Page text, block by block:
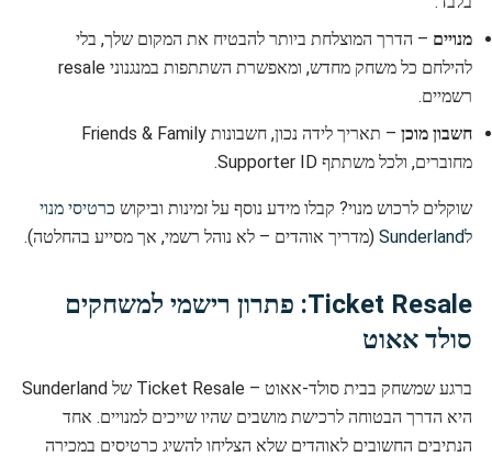
מנויים – הדרך המוצלחת ביותר להבטיח את המקום שלך, בלי
להילחם כל משחק מחדש, ומאפשרת השתתפות במנגנוני resale
רשמיים.
חשבון מוכן
– תאריך לידה נכון, חשבונות Friends & Family
מחוברים, ולכל משתתף Supporter ID.
שוקלים לרכוש מנוי? קבלו מידע נוסף על זמינות וביקוש כרטיסי מנוי
לSunderland
(מדריך אוהדים – לא נוהל רשמי, אך מסייע בהחלטה).
Ticket Resale: פתרון רישמי למשחקים
סולד אאוט
ברגע שמשחק בבית סולד-אאוט – Ticket Resale של Sunderland
היא הדרך הבטוחה לרכישת מושבים שהיו שייכים למנויים. אחד
הנתיבים החשובים לאוהדים שלא הצליחו להשיג כרטיסים במכירה